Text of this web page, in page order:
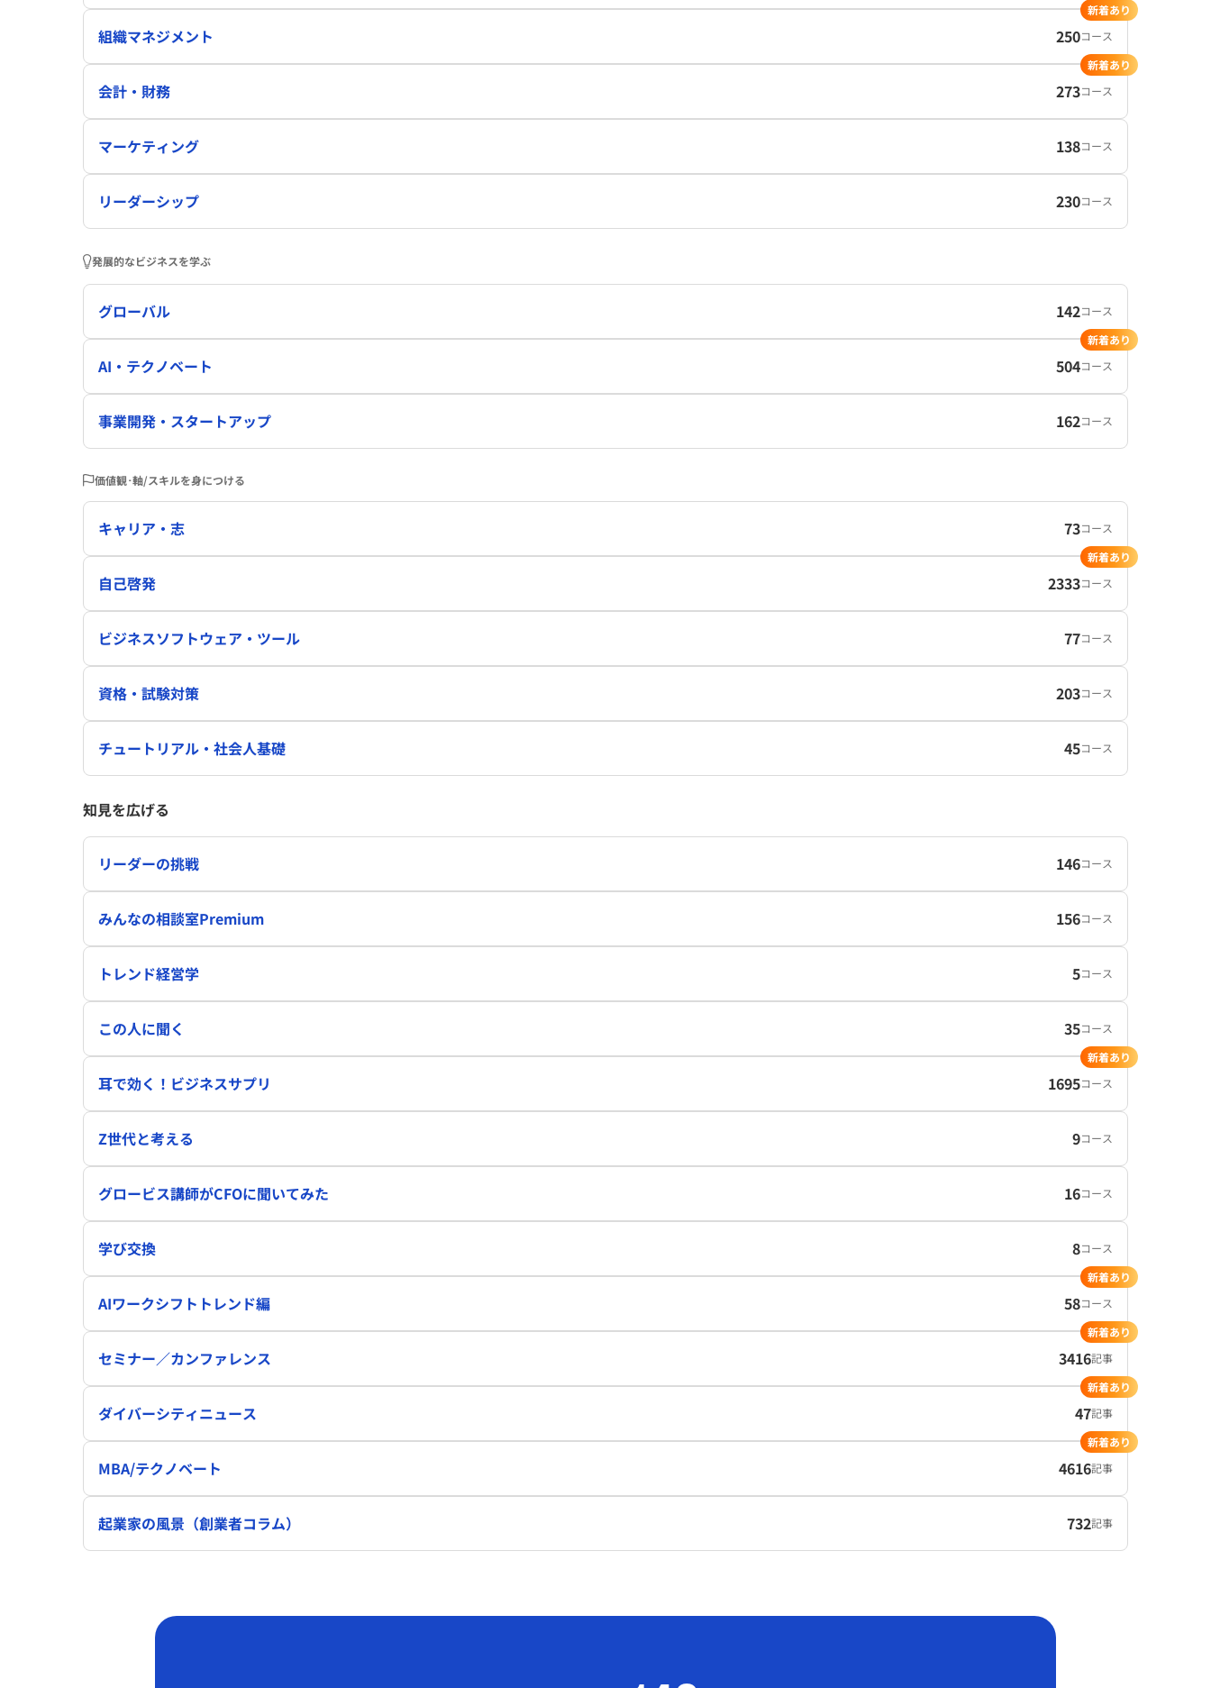
組織マネジメント 250コース
新着あり
会計・財務 273コース
新着あり
マーケティング 138コース
リーダーシップ 230コース
発展的なビジネスを学ぶ
グローバル 142コース
AI・テクノベート 504コース
新着あり
事業開発・スタートアップ 162コース
価値観･軸/スキルを身につける
キャリア・志 73コース
自己啓発 2333コース
新着あり
ビジネスソフトウェア・ツール 77コース
資格・試験対策 203コース
チュートリアル・社会人基礎 45コース
知見を広げる
リーダーの挑戦 146コース
みんなの相談室Premium 156コース
トレンド経営学 5コース
この人に聞く 35コース
耳で効く！ビジネスサプリ 1695コース
新着あり
Z世代と考える 9コース
グロービス講師がCFOに聞いてみた 16コース
学び交換 8コース
AIワークシフトトレンド編 58コース
新着あり
セミナー／カンファレンス 3416記事
新着あり
ダイバーシティニュース 47記事
新着あり
MBA/テクノベート 4616記事
新着あり
起業家の風景（創業者コラム） 732記事